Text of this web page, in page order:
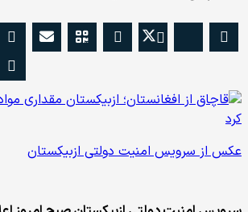
عکس از سرویس امنیت دولتی ازبیکستان